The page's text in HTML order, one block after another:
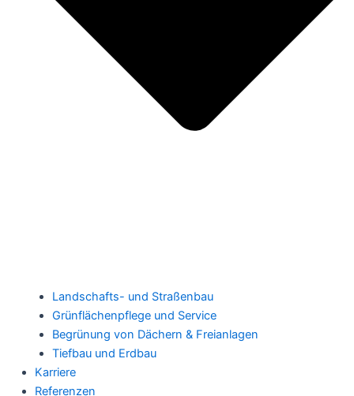
Landschafts- und Straßenbau
Grünflächenpflege und Service
Begrünung von Dächern & Freianlagen
Tiefbau und Erdbau
Karriere
Referenzen